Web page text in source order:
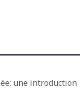
une introduction